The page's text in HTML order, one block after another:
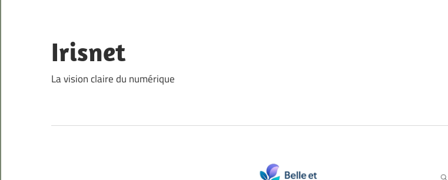
content
Irisnet
La vision claire du numérique